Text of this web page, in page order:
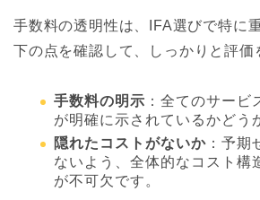
手数料の透明性は、IFA選びで特に
下の点を確認して、しっかりと評価
手数料の明示 ：全てのサービ
が明確に示されているかどう
隠れたコストがないか ：予期
ないよう、全体的なコスト構
が不可欠です。